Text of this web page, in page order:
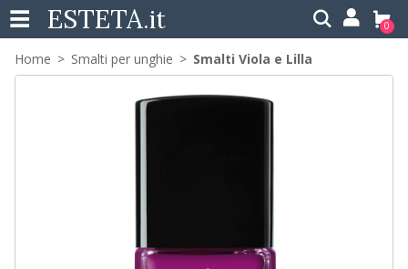
ESTETA.it 0
Home Smalti per unghie Smalti Viola e Lilla